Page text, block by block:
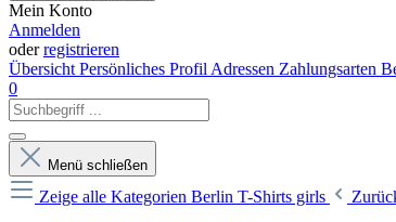
Mein Konto
Anmelden
oderregistrieren
Übersicht Persönliches Profil Adressen Zahlungsarten
0
Menü schließen
Zeige alle Kategorien Berlin T-Shirts girls